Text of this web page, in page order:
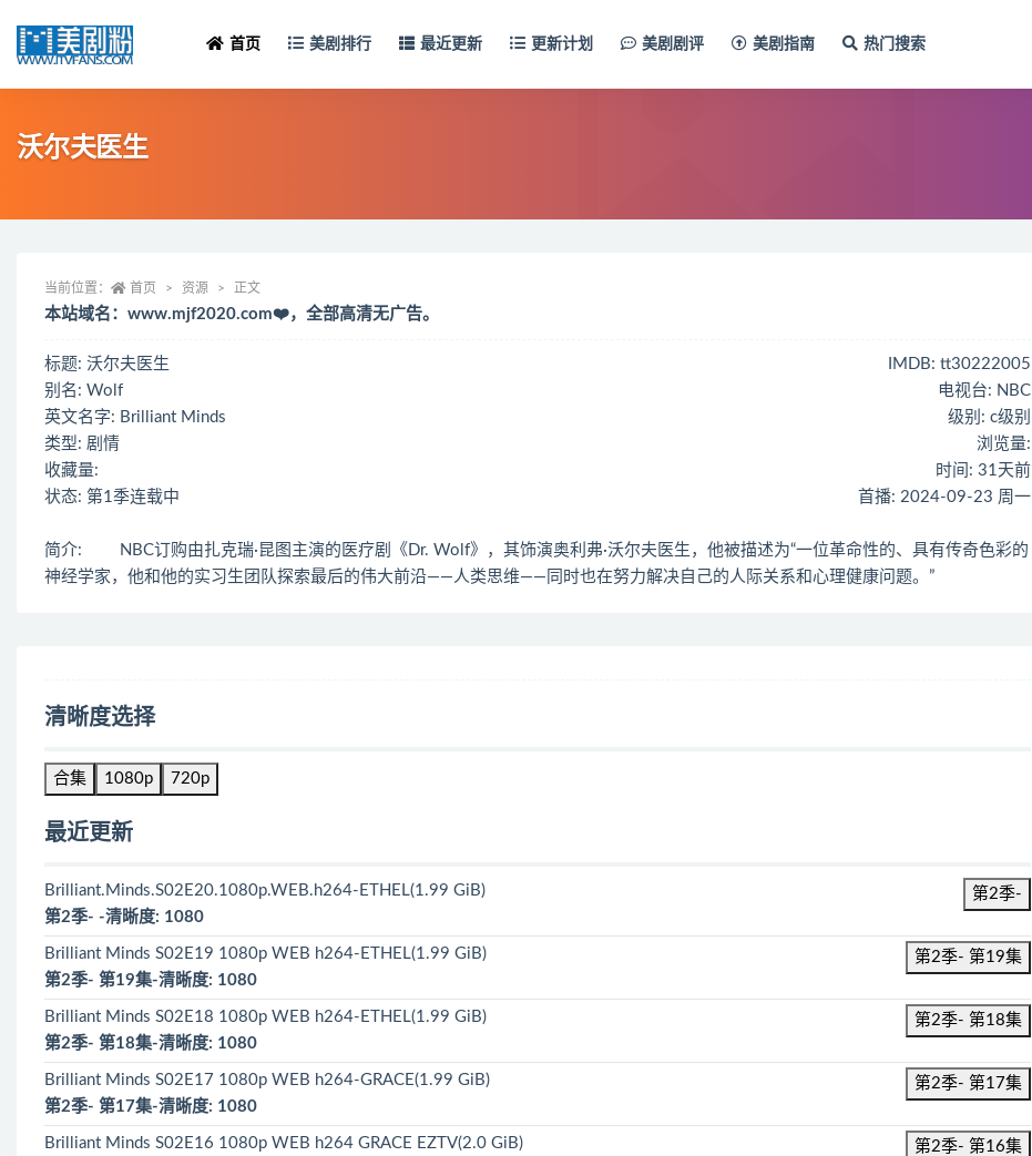
首页 美剧排行 最近更新 更新计划 美剧剧评 美剧指南 热门搜索
沃尔夫医生
当前位置： 首页 资源 正文
本站域名：www.mjf2020.com❤️，全部高清无广告。
标题: 沃尔夫医生
IMDB: tt30222005
别名: Wolf
电视台: NBC
英文名字: Brilliant Minds
级别: c级别
类型: 剧情
浏览量:
收藏量:
时间: 31天前
状态: 第1季连载中
首播: 2024-09-23 周一
简介: NBC订购由扎克瑞·昆图主演的医疗剧《Dr. Wolf》，其饰演奥利弗·沃尔夫医生，他被描述为“一位革命性的、具有传奇色彩的
神经学家，他和他的实习生团队探索最后的伟大前沿——人类思维——同时也在努力解决自己的人际关系和心理健康问题。”
清晰度选择
合集 1080p 720p
最近更新
Brilliant.Minds.S02E20.1080p.WEB.h264-ETHEL(1.99 GiB)
第2季-
第2季- -清晰度: 1080
Brilliant Minds S02E19 1080p WEB h264-ETHEL(1.99 GiB)
第2季- 第19集
第2季- 第19集-清晰度: 1080
Brilliant Minds S02E18 1080p WEB h264-ETHEL(1.99 GiB)
第2季- 第18集
第2季- 第18集-清晰度: 1080
Brilliant Minds S02E17 1080p WEB h264-GRACE(1.99 GiB)
第2季- 第17集
第2季- 第17集-清晰度: 1080
Brilliant Minds S02E16 1080p WEB h264 GRACE EZTV(2.0 GiB)
第2季- 第16集